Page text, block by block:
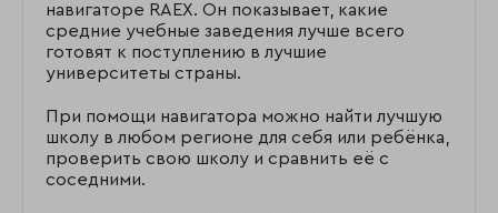
навигаторе RAEX. Он показывает, какие
средние учебные заведения лучше всего
готовят к поступлению в лучшие
университеты страны.
При помощи навигатора можно найти лучшую
школу в любом регионе для себя или ребёнка,
проверить свою школу и сравнить её с
соседними.